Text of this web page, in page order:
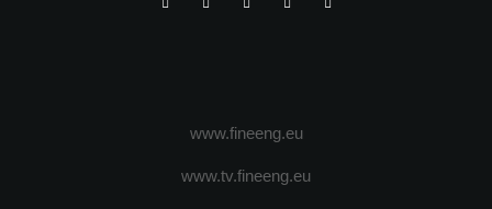
www.fineeng.eu
www.tv.fineeng.eu